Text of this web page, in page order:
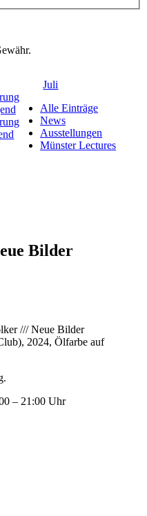
Juli
Alle Einträge
News
Ausstellungen
Münster Lectures
Bilder
2024, Ölfarbe auf
– 21:00 Uhr